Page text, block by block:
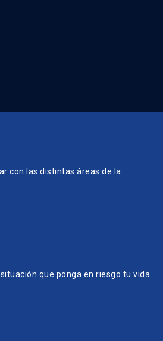
con las distintas áreas de la
que ponga en riesgo tu vida